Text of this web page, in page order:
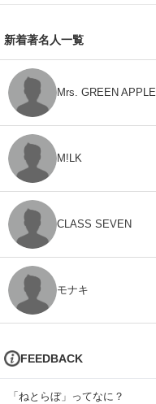
新着著名人一覧
Mrs. GREEN APPLE
M!LK
CLASS SEVEN
モナキ
FEEDBACK
「ねとらぼ」ってなに？